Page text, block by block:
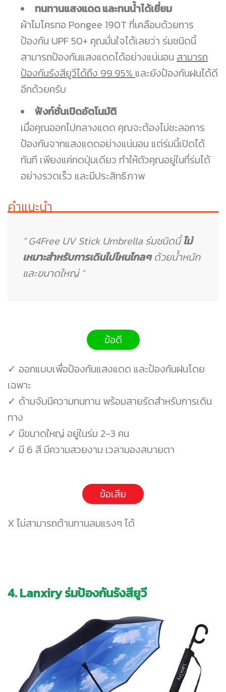
ทนทานแสงแดด และทนน้ำได้เยี่ยม
ผ้าไมโครทอ Pongee 190T ที่เคลือบด้วยการ
ป้องกัน UPF 50+ คุณมั่นใจได้เลยว่า ร่มชนิดนี้
สามารถป้องกันแสงแดดได้อย่างแน่นอน สามารถ
ป้องกันรังสียูวีได้ถึง 99.95% และยังป้องกันฝนได้ดี
อีกด้วยครับ
ฟังก์ชั่นเปิดอัตโนมัติ
เมื่อคุณออกไปกลางแดด คุณจะต้องไม่ชะลอการ
ป้องกันจากแสงแดดอย่างแน่นอน แต่ร่มนี้เปิดได้
ทันที เพียงแค่กดปุ่มเดียว ทำให้ตัวคุณอยู่ในที่ร่มได้
อย่างรวดเร็ว และมีประสิทธิภาพ
คำแนะนำ
" G4Free UV Stick Umbrella ร่มชนิดนี้ไม่
เหมาะสำหรับการเดินไปไหนไกลๆด้วยน้ำหนัก
และขนาดใหญ่ "
ข้อดี
✓ ออกแบบเพื่อป้องกันแสงแดด และป้องกันฝนโดย
เฉพาะ
✓ ด้ามจับมีความทนทาน พร้อมสายรัดสำหรับการเดิน
ทาง
✓ มีขนาดใหญ่ อยู่ในร่ม 2-3 คน
✓ มี 6 สี มีความสวยงาม เวลามองสบายตา
ข้อเสีย
X ไม่สามารถต้านทานลมแรงๆ ได้
4. Lanxiry ร่มป้องกันรังสียูวี